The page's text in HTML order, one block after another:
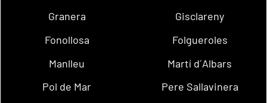
Granera
Gisclareny
Fonollosa
Folgueroles
Manlleu
Martí d´Albars
Pol de Mar
Pere Sallavinera